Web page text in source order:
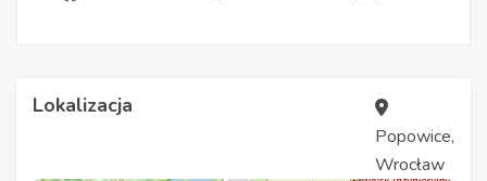
Lokalizacja
Popowice,
Wrocław